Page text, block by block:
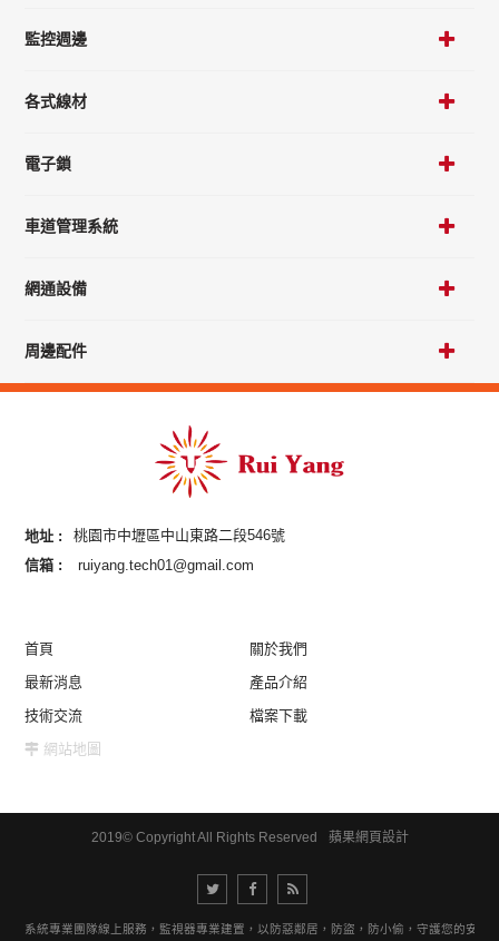
監控週邊
各式線材
電子鎖
車道管理系統
網通設備
周邊配件
地址 :
桃園市中壢區中山東路二段546號
信箱 :
ruiyang.tech01@gmail.com
首頁
關於我們
最新消息
產品介紹
技術交流
檔案下載
網站地圖
2019© Copyright All Rights Reserved 蘋果網頁設計
器系統專業團隊線上服務，監視器專業建置，以防惡鄰居，防盜，防小偷，守護您的安